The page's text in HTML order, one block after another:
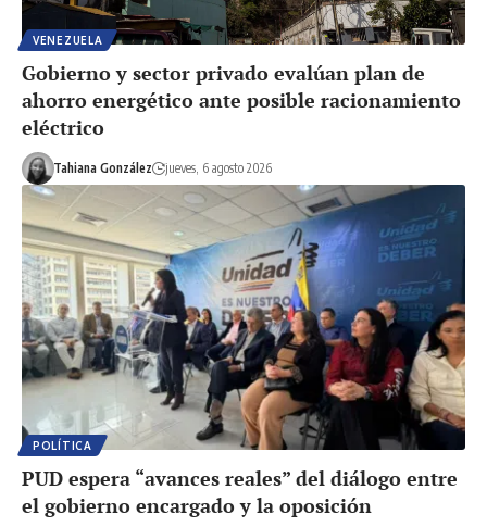
VENEZUELA
Gobierno y sector privado evalúan plan de
ahorro energético ante posible racionamiento
eléctrico
Tahiana González jueves, 6 agosto 2026
POLÍTICA
PUD espera “avances reales” del diálogo entre
el gobierno encargado y la oposición